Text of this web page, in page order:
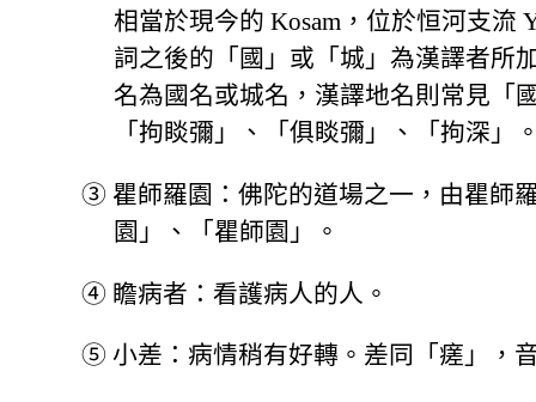
相當於現今的 Kosam，位於恒河支流
詞之後的「國」或「城」為漢譯者所
名為國名或城名，漢譯地名則常見「
「拘睒彌」、「俱睒彌」、「拘深」
③ 瞿師羅園：佛陀的道場之一，由瞿師
園」、「瞿師園」。
④ 瞻病者：看護病人的人。
⑤ 小差：病情稍有好轉。差同「瘥」，